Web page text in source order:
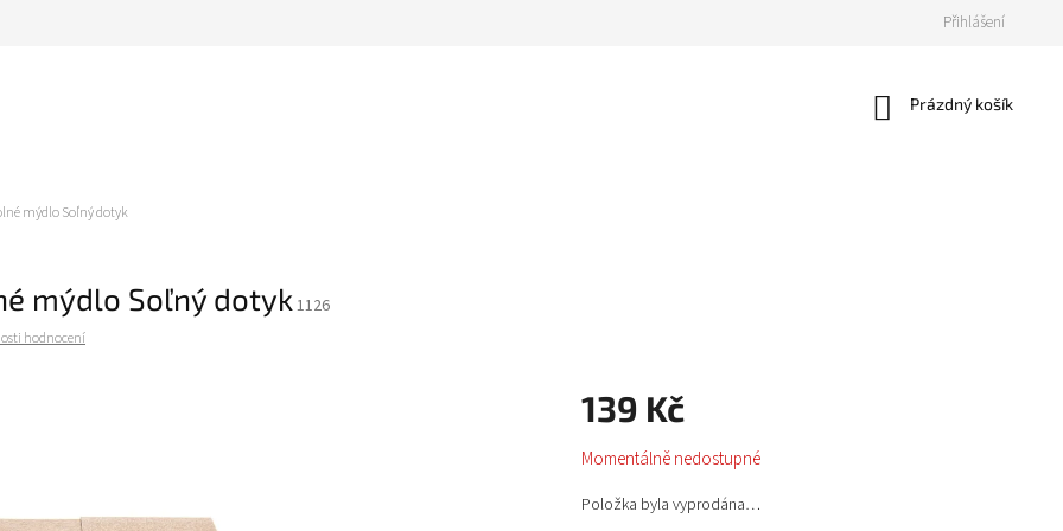
Přihlášení
Nákupní
Prázdný košík
mýdlo Soľný dotyk
mýdlo Soľný dotyk 1126
hodnocení
139 Kč
Měrná
cena:
Momentálně nedostupné
Položka byla vyprodána…